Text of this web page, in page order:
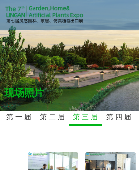
现场照片
第 一 届 第 二 届 第 三 届 第 四 届